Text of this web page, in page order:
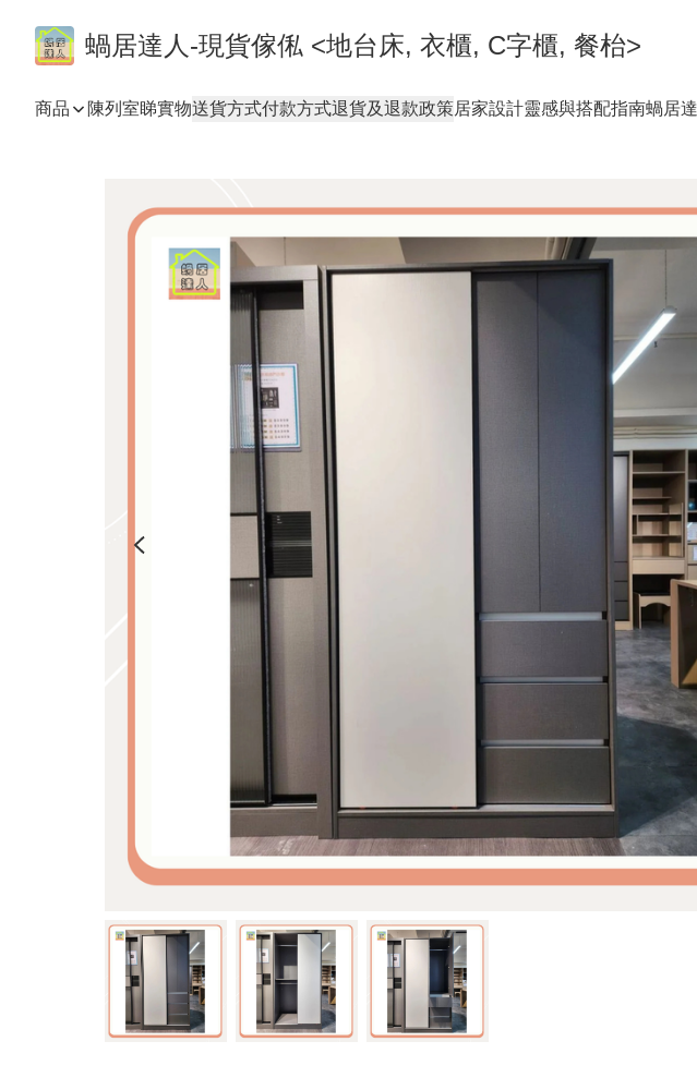
蝸居達人-現貨傢俬 <地台床, 衣櫃, C字櫃, 餐枱>
商品 陳列室睇實物送貨方式付款方式退貨及退款政策居家設計靈感與搭配指南蝸居